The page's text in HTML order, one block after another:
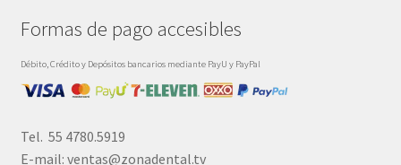
Formas de pago accesibles
Débito, Crédito y Depósitos bancarios mediante PayU y PayPal
Tel. 55 4780.5919
E-mail: ventas@zonadental.tv